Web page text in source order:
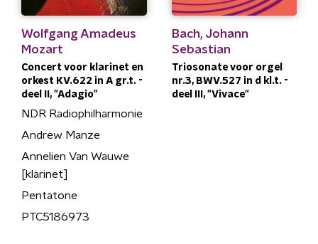
Wolfgang Amadeus
Mozart
Concert voor klarinet en
orkest KV.622 in A gr.t. -
deel II, "Adagio"
NDR Radiophilharmonie
Andrew Manze
Annelien Van Wauwe
[klarinet]
Pentatone
PTC5186973
Bach, Johann
Sebastian
Triosonate voor orgel
nr.3, BWV.527 in d kl.t. -
deel III, "Vivace"